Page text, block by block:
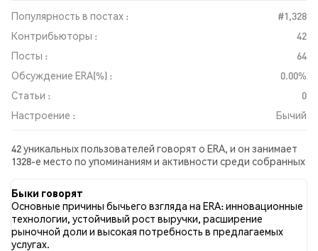
Популярность в постах :
#1,328
Контрибьюторы :
42
Посты :
64
Обсуждение ERA(%) :
0.00%
Статьи :
0
Настроение :
Бычий
42 уникальных пользователей говорят о ERA, и он занимает
1328-е место по упоминаниям и активности среди собранных
во всех социальных сетях было Бычий. Всего было
опубликовано 0 новостных статей о ERA. В Twitter 39.34%
твитов имели бычий настрой по сравнению с 4.92% твитов с
медвежьим настроем по ERA. 55.74% твитов были
нейтральными по отношению к ERA. Эти данные основаны на
Быки говорят
Основные причины бычьего взгляда на ERA: инновационные
технологии, устойчивый рост выручки, расширение
рыночной доли и высокая потребность в предлагаемых
услугах.